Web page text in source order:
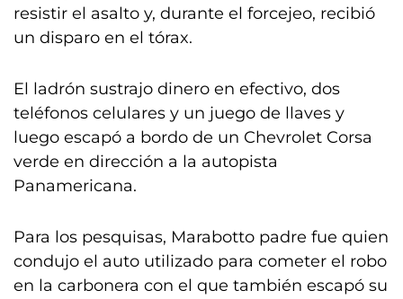
resistir el asalto y, durante el forcejeo, recibió
un disparo en el tórax.
El ladrón sustrajo dinero en efectivo, dos
teléfonos celulares y un juego de llaves y
luego escapó a bordo de un Chevrolet Corsa
verde en dirección a la autopista
Panamericana.
Para los pesquisas, Marabotto padre fue quien
condujo el auto utilizado para cometer el robo
en la carbonera con el que también escapó su